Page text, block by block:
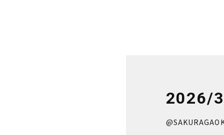
2026/